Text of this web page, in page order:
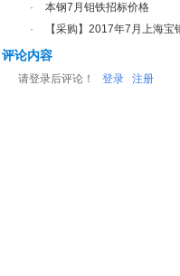
·
本钢7月钼铁招标价格
·
【采购】2017年7月上海
评论内容
请登录后评论！ 登录 注册